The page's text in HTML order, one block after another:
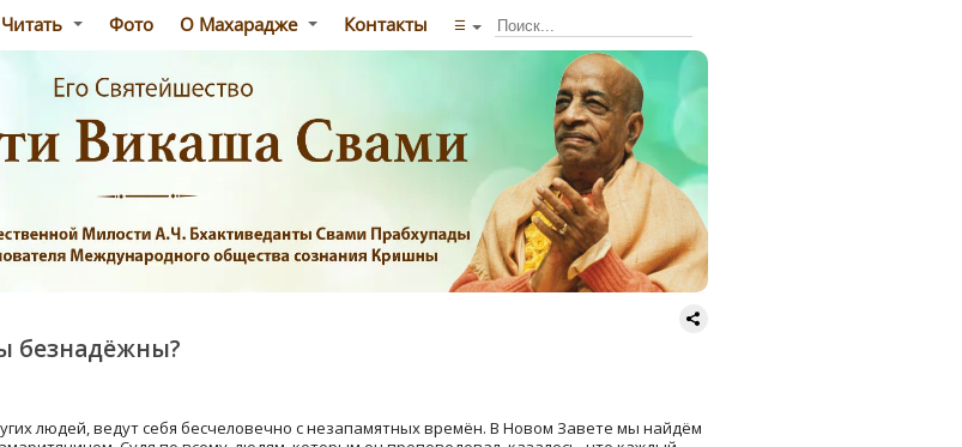
Читать Фото О Махарадже Контакты ☰
безнадёжны?
людей, ведут себя бесчеловечно с незапамятных времён. В Новом Завете мы найдём